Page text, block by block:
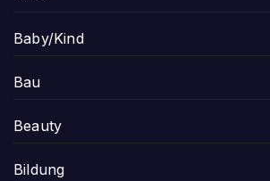
Baby/Kind
Bau
Beauty
Bildung